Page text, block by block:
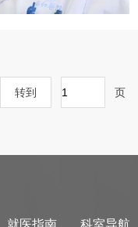
转到 页
就医指南 科室导航